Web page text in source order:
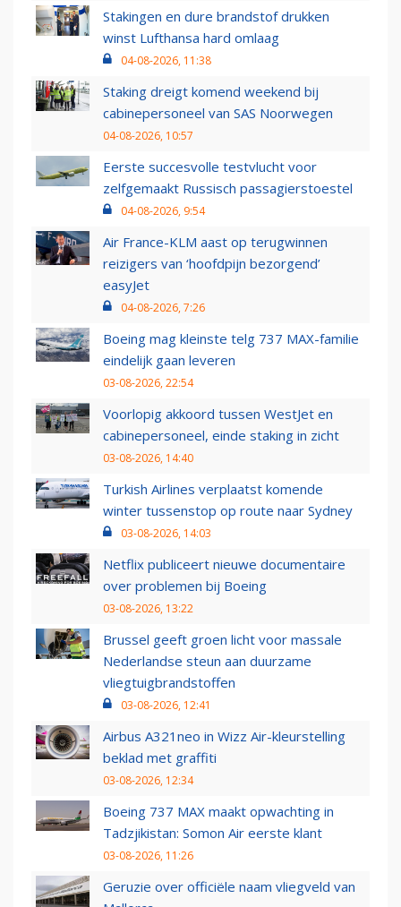
Stakingen en dure brandstof drukken
winst Lufthansa hard omlaag
04-08-2026, 11:38
Staking dreigt komend weekend bij
cabinepersoneel van SAS Noorwegen
04-08-2026, 10:57
Eerste succesvolle testvlucht voor
zelfgemaakt Russisch passagierstoestel
04-08-2026, 9:54
Air France-KLM aast op terugwinnen
reizigers van ‘hoofdpijn bezorgend’
easyJet
04-08-2026, 7:26
Boeing mag kleinste telg 737 MAX-familie
eindelijk gaan leveren
03-08-2026, 22:54
Voorlopig akkoord tussen WestJet en
cabinepersoneel, einde staking in zicht
03-08-2026, 14:40
Turkish Airlines verplaatst komende
winter tussenstop op route naar Sydney
03-08-2026, 14:03
Netflix publiceert nieuwe documentaire
over problemen bij Boeing
03-08-2026, 13:22
Brussel geeft groen licht voor massale
Nederlandse steun aan duurzame
vliegtuigbrandstoffen
03-08-2026, 12:41
Airbus A321neo in Wizz Air-kleurstelling
beklad met graffiti
03-08-2026, 12:34
Boeing 737 MAX maakt opwachting in
Tadzjikistan: Somon Air eerste klant
03-08-2026, 11:26
Geruzie over officiële naam vliegveld van